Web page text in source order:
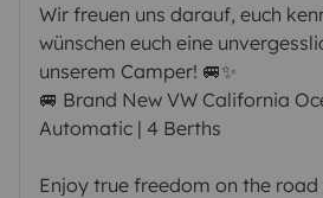
Wir freuen uns darauf, euch
wünschen euch eine
unserem Camper! 🚐✨
🚐 Brand New VW California
Automatic | 4 Berths
Enjoy true freedom on the